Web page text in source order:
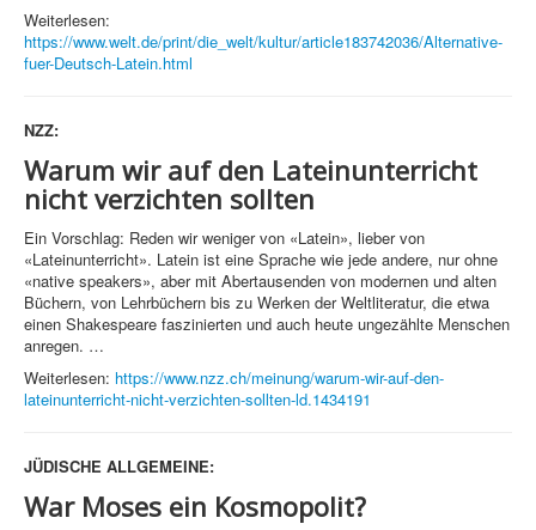
Weiterlesen:
https://www.welt.de/print/die_welt/kultur/article183742036/Alternative-
fuer-Deutsch-Latein.html
NZZ:
Warum wir auf den Lateinunterricht
nicht verzichten sollten
Ein Vorschlag: Reden wir weniger von «Latein», lieber von
«Lateinunterricht». Latein ist eine Sprache wie jede andere, nur ohne
«native speakers», aber mit Abertausenden von modernen und alten
Büchern, von Lehrbüchern bis zu Werken der Weltliteratur, die etwa
einen Shakespeare faszinierten und auch heute ungezählte Menschen
anregen. …
Weiterlesen: https://www.nzz.ch/meinung/warum-wir-auf-den-
lateinunterricht-nicht-verzichten-sollten-ld.1434191
JÜDISCHE ALLGEMEINE:
War Moses ein Kosmopolit?